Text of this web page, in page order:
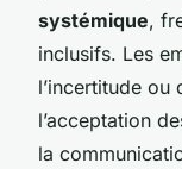
systémique,
inclusifs. Les
l’incertitude ou
l’acceptation
la